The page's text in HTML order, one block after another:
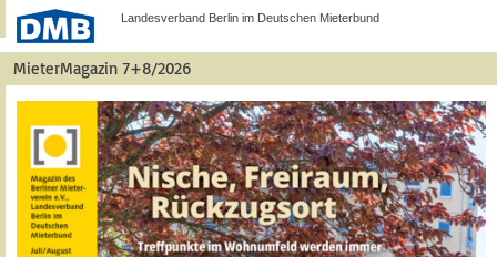
Landesverband Berlin im Deutschen Mieterbund
MieterMagazin 7+8/2026